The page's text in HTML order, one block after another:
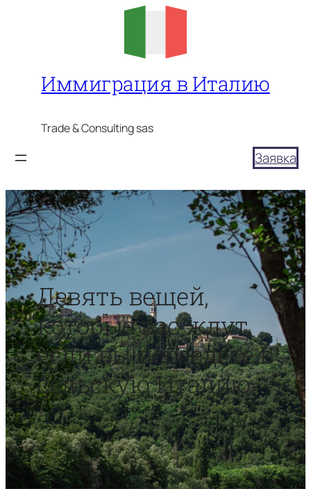
Иммиграция в Италию
Trade & Consulting sas
Заявка
Девять вещей,
которые вас ждут,
если вы переедете в
сельскую Италию